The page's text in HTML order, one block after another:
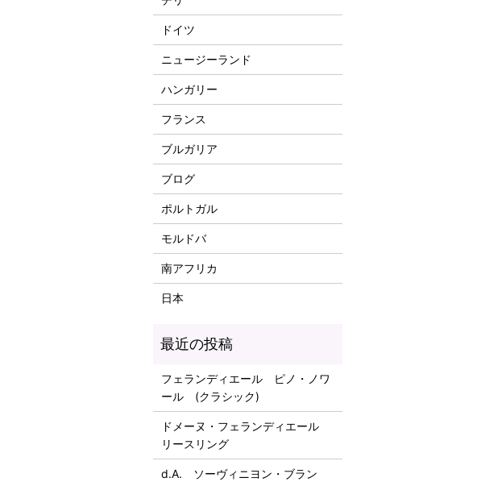
ドイツ
ニュージーランド
ハンガリー
フランス
ブルガリア
ブログ
ポルトガル
モルドバ
南アフリカ
日本
フェランディエール ピノ・ノワ
ール (クラシック)
ドメーヌ・フェランディエール
リースリング
d.A. ソーヴィニヨン・ブラン